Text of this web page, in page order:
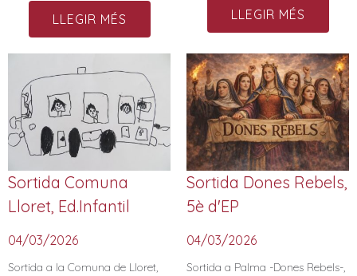
LLEGIR MÉS LLEGIR MÉS
Sortida Comuna
Lloret, Ed.Infantil
04/03/2026
Sortida a la Comuna de Lloret,
Sortida Dones Rebels,
5è d'EP
04/03/2026
Sortida a Palma -Dones Rebels-,